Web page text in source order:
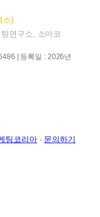
스)
연구소, 소마코
| 등록일 : 2026년
팅코리아· 문의하기